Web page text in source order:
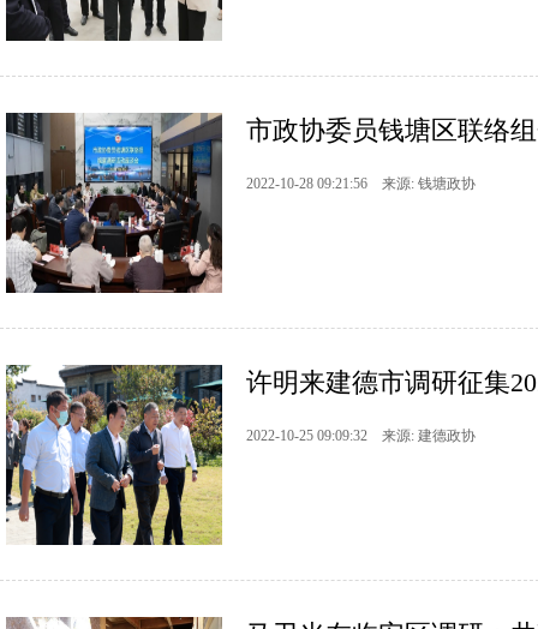
市政协委员钱塘区联络
2022-10-28 09:21:56 来源: 钱塘政协
许明来建德市调研征集
2022-10-25 09:09:32 来源: 建德政协